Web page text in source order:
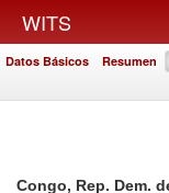
WITS
Datos Básicos Resumen
Congo, Rep. Dem.